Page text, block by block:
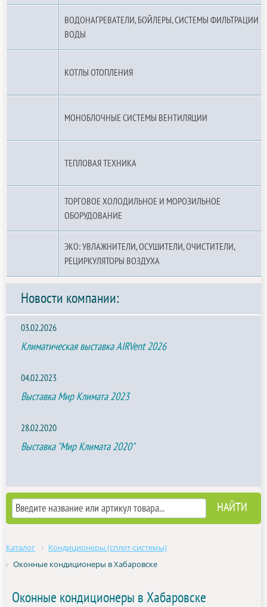
ВОДОНАГРЕВАТЕЛИ, БОЙЛЕРЫ, СИСТЕМЫ ФИЛЬТРАЦИИ
ВОДЫ
КОТЛЫ ОТОПЛЕНИЯ
МОНОБЛОЧНЫЕ СИСТЕМЫ ВЕНТИЛЯЦИИ
ТЕПЛОВАЯ ТЕХНИКА
ТОРГОВОЕ ХОЛОДИЛЬНОЕ И МОРОЗИЛЬНОЕ
ОБОРУДОВАНИЕ
ЭКО: УВЛАЖНИТЕЛИ, ОСУШИТЕЛИ, ОЧИСТИТЕЛИ,
РЕЦИРКУЛЯТОРЫ ВОЗДУХА
Новости компании:
03.02.2026
Климатическая выставка AIRVent 2026
04.02.2023
Выставка Мир Климата 2023
28.02.2020
Выставка "Мир Климата 2020"
Каталог
Кондиционеры (сплит-системы)
Оконные кондиционеры в Хабаровске
Оконные кондиционеры в Хабаровске